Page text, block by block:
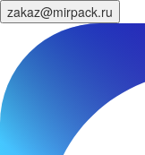
zakaz@mirpack.ru